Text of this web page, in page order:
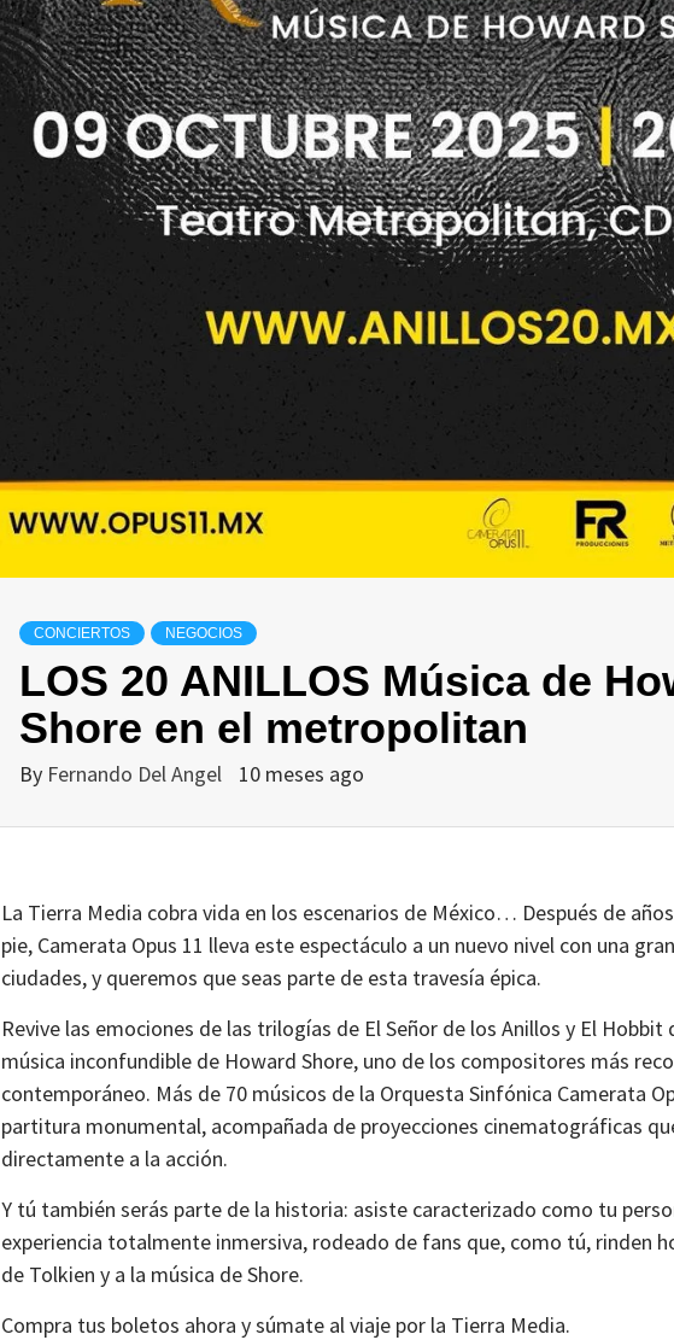
CONCIERTOS NEGOCIOS
LOS 20 ANILLOS Música de
Shore en el metropolitan
By Fernando Del Angel 10 meses ago
La Tierra Media cobra vida en los escenarios de México… Después de
pie, Camerata Opus 11 lleva este espectáculo a un nuevo nivel con una
ciudades, y queremos que seas parte de esta travesía épica.
Revive las emociones de las trilogías de El Señor de los Anillos y El Hobbit
música inconfundible de Howard Shore, uno de los compositores más
contemporáneo. Más de 70 músicos de la Orquesta Sinfónica Camerata
partitura monumental, acompañada de proyecciones cinematográficas
directamente a la acción.
Y tú también serás parte de la historia: asiste caracterizado como tu
experiencia totalmente inmersiva, rodeado de fans que, como tú, rinden
de Tolkien y a la música de Shore.
Compra tus boletos ahora y súmate al viaje por la Tierra Media.